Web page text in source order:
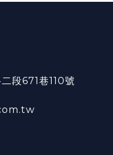
段671巷110號